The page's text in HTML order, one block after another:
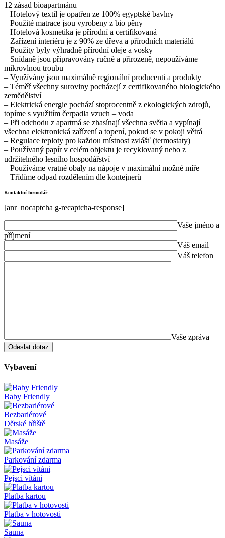
12 zásad bioapartmánu
– Hotelový textil je opatřen ze 100% egyptské bavlny
– Použité matrace jsou vyrobeny z bio pěny
– Hotelová kosmetika je přírodní a certifikovaná
– Zařízení interiéru je z 90% ze dřeva a přírodních materiálů
– Použity byly výhradně přírodní oleje a vosky
– Snídaně jsou připravovány ručně a přirozeně, nepoužíváme
mikrovlnou troubu
– Využívány jsou maximálně regionální producenti a produkty
– Téměř všechny suroviny pocházejí z certifikovaného biologického
zemědělství
– Elektrická energie pochází stoprocentně z ekologických zdrojů,
topíme s využitím čerpadla vzuch – voda
– Při odchodu z apartmá se zhasínají všechna světla a vypínají
všechna elektronická zařízení a topení, pokud se v pokoji větrá
– Regulace teploty pro každou místnost zvlášť (termostaty)
– Používaný papír v celém objektu je recyklovaný nebo z
udržitelného lesního hospodářství
– Používáme vratné obaly na nápoje v maximální možné míře
– Třídíme odpad rozdělením dle kontejnerů
Kontaktní formulář
[anr_nocaptcha g-recaptcha-response]
Vaše jméno a
příjmení
Váš email
Váš telefon
Vaše zpráva
Vybavení
Baby Friendly
Bezbariérové
Dětské hřiště
Masáže
Parkování zdarma
Pejsci vítáni
Platba kartou
Platba v hotovosti
Sauna